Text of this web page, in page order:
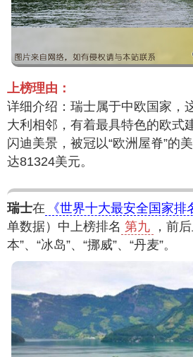
上榜理由：
详细介绍：瑞士属于中欧国家，
大利相邻，有着最具特色的欧式
闪迪美景，被冠以“欧洲屋脊”的
达81324美元。
瑞士在 《世界十大最安全国家排
单数据）中上榜排名 第九
，前
本”、“冰岛”、“挪威”、“丹麦”。